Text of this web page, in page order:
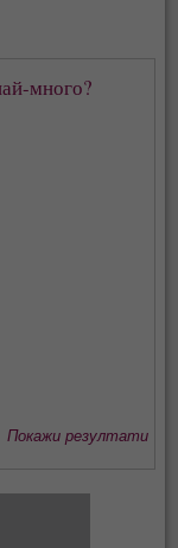
много?
Покажи резултати